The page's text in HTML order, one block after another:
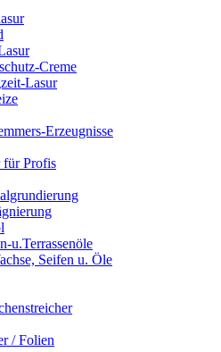
Creme
Lasur
Erzeugnisse
Profis
u.Terrassenöle
Seifen u. Öle
/ Folien